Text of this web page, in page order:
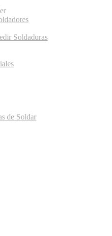
Soldaduras
de Soldar